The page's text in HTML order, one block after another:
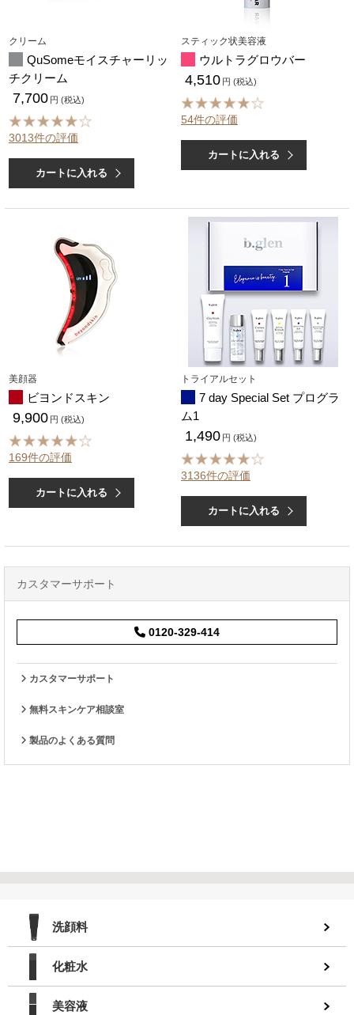
クリーム
QuSomeモイスチャーリッ
チクリーム
7,700 円 (税込)
3013件の評価
カートに入れる
スティック状美容液
ウルトラグロウバー
4,510 円 (税込)
54件の評価
カートに入れる
美顔器
ビヨンドスキン
9,900 円 (税込)
169件の評価
カートに入れる
トライアルセット
7 day Special Set プログラ
ム1
1,490 円 (税込)
3136件の評価
カートに入れる
カスタマーサポート
0120-329-414
カスタマーサポート
無料スキンケア相談室
製品のよくある質問
洗顔料
化粧水
美容液